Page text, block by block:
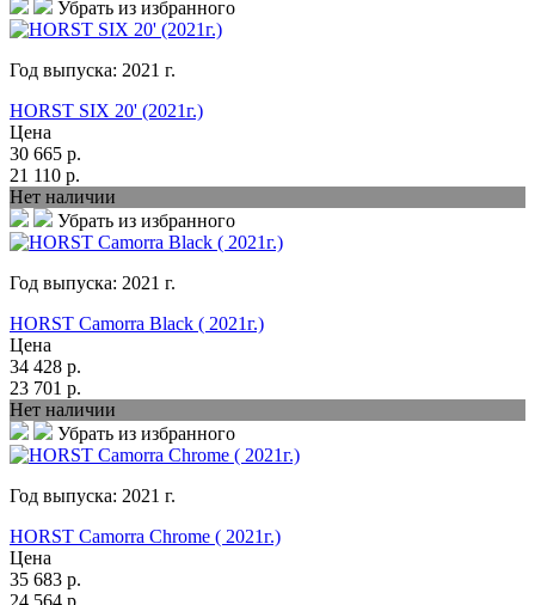
Убрать из избранного
Год выпуска: 2021 г.
HORST SIX 20' (2021г.)
Цена
30 665 р.
21 110 р.
Нет наличии
Убрать из избранного
Год выпуска: 2021 г.
HORST Camorra Black ( 2021г.)
Цена
34 428 р.
23 701 р.
Нет наличии
Убрать из избранного
Год выпуска: 2021 г.
HORST Camorra Chrome ( 2021г.)
Цена
35 683 р.